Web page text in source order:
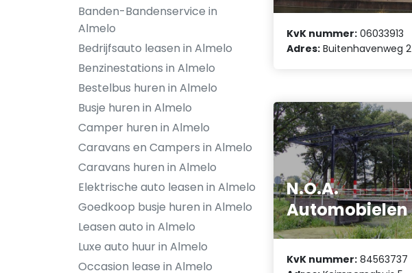
Banden-Bandenservice in
Almelo
Bedrijfsauto leasen in Almelo
Benzinestations in Almelo
Bestelbus huren in Almelo
Busje huren in Almelo
Camper huren in Almelo
Caravans en Campers in Almelo
Caravans huren in Almelo
Elektrische auto leasen in Almelo
Goedkoop busje huren in Almelo
Leasen auto in Almelo
Luxe auto huur in Almelo
Occasion lease in Almelo
KvK nummer: 06033913
Adres: Buitenhavenweg 2
N.O.A.
Automobielen
KvK nummer: 84563737